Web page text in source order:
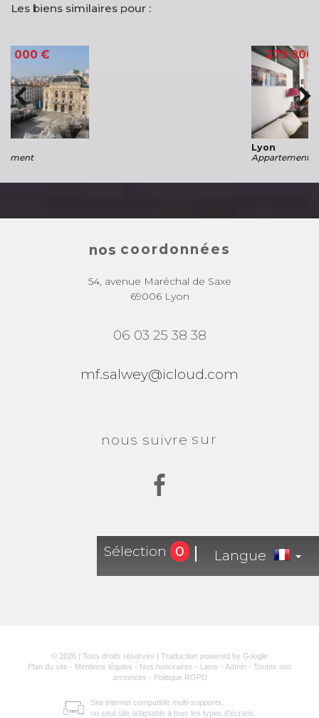
Les biens similaires pour :
nos coordonnées
54, avenue Maréchal de Saxe
69006 Lyon
06 03 25 38 38
mf.salwey@icloud.com
nous suivre sur
Sélection 0 Langue
© 2026 | Tous droits réservés | Traduction powered by Google
Plan du site- Mentions légales - Nos honoraires - Liens - Admin- Toutes nos
annonces - Politique RGPD
Site internet compatible multi-supports,
un seul site adaptable à tous les types d'écrans.